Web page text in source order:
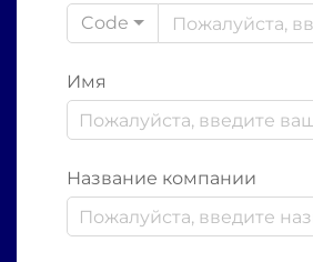
Code
Имя
Название компании